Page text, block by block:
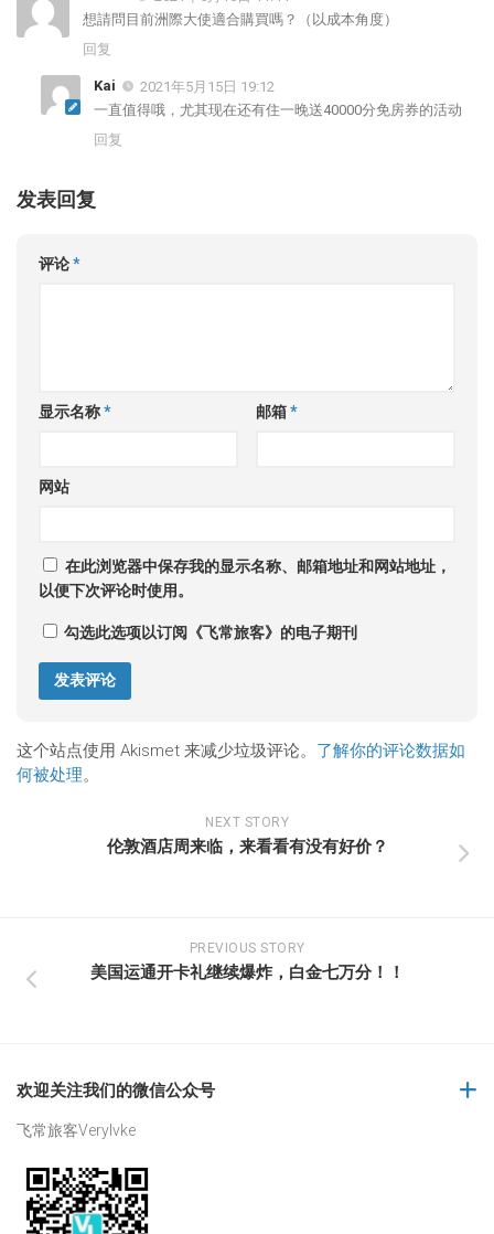
想請問目前洲際大使適合購買嗎？（以成本角度）
回复
Kai
2021年5月15日 19:12
一直值得哦，尤其现在还有住一晚送40000分免房券的活动
回复
发表回复
评论*
显示名称* 邮箱*
网站
在此浏览器中保存我的显示名称、邮箱地址和网站地址，
以便下次评论时使用。
勾选此选项以订阅《飞常旅客》的电子期刊
这个站点使用 Akismet 来减少垃圾评论。 了解你的评论数据如
何被处理。
NEXT STORY
伦敦酒店周来临，来看看有没有好价？
PREVIOUS STORY
美国运通开卡礼继续爆炸，白金七万分！！
欢迎关注我们的微信公众号
飞常旅客Verylvke